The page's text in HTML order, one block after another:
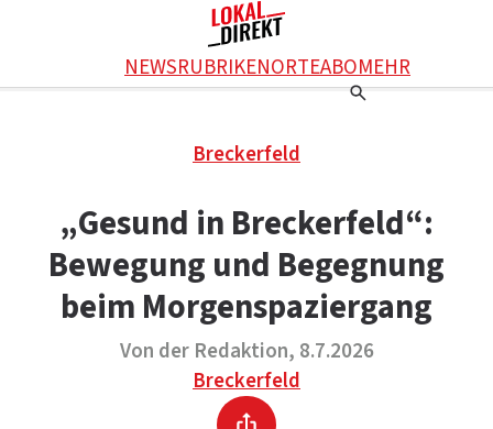
NEWSRUBRIKENORTEABOMEHR
Werbung schalten
Kontakt
Das Team
Über uns
KONTAKT
DAS TEAM
ÜBER UNS
Breckerfeld
„Gesund in Breckerfeld“:
Bewegung und Begegnung
beim Morgenspaziergang
Von der Redaktion, 8.7.2026
Breckerfeld
Drucken